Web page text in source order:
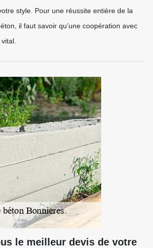
style. Pour une réussite entière de la
il faut savoir qu’une coopération avec
le meilleur devis de votre